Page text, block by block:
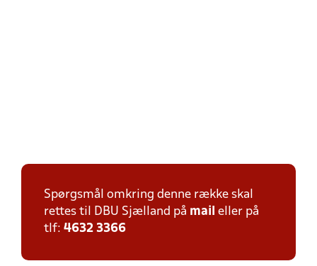
Spørgsmål omkring denne række skal
rettes til DBU Sjælland på mail eller på
tlf: 4632 3366